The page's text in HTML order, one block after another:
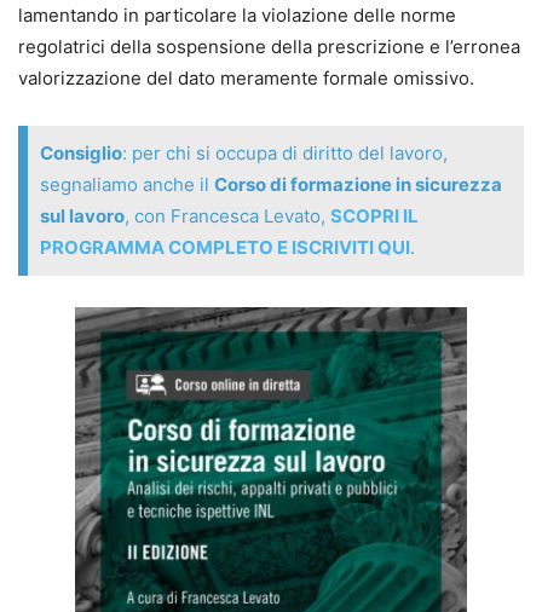
Manuela Rinaldi
Avvocato cassazionista, consigliere e tesoriere del COA
professore a contratto di “Tutela della salute e sicurezza
sul lavoro” e “Diritto del lavoro pubblico e privato” presso
diversi atenei. Relatore a Convegni e docente di corsi di
formazione per aziende e professionisti, è autore di
lamentando in particolare la violazione delle norme
regolatrici della sospensione della prescrizione e l’erronea
valorizzazione del dato meramente formale omissivo.
Consiglio: per chi si occupa di diritto del lavoro,
segnaliamo anche il Corso di formazione in sicurezza
sul lavoro, con Francesca Levato, SCOPRI IL
PROGRAMMA COMPLETO E ISCRIVITI QUI.